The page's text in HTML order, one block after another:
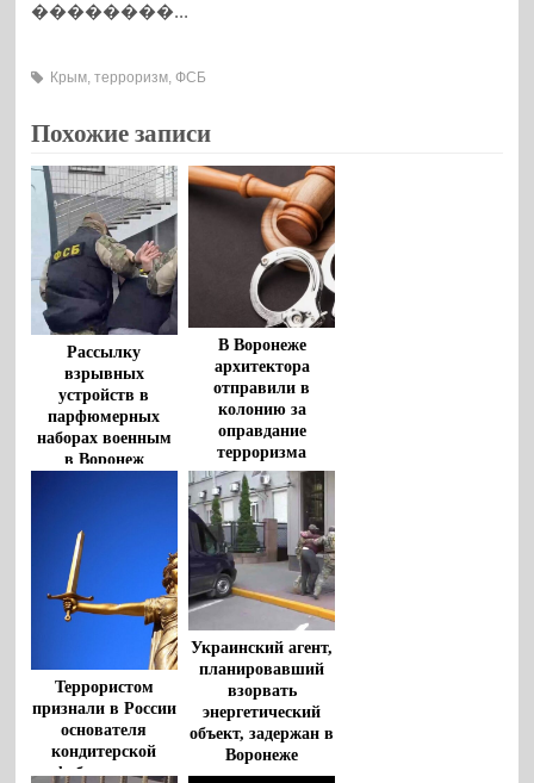
��������...
Крым,терроризм,ФСБ
Похожие записи
Рассылку
взрывных
устройств в
парфюмерных
наборах военным
в Воронеж
В Воронеже
архитектора
отправили в
колонию за
оправдание
терроризма
Террористом
признали в России
основателя
кондитерской
фабрики под
Украинский агент,
планировавший
взорвать
энергетический
объект, задержан в
Воронеже